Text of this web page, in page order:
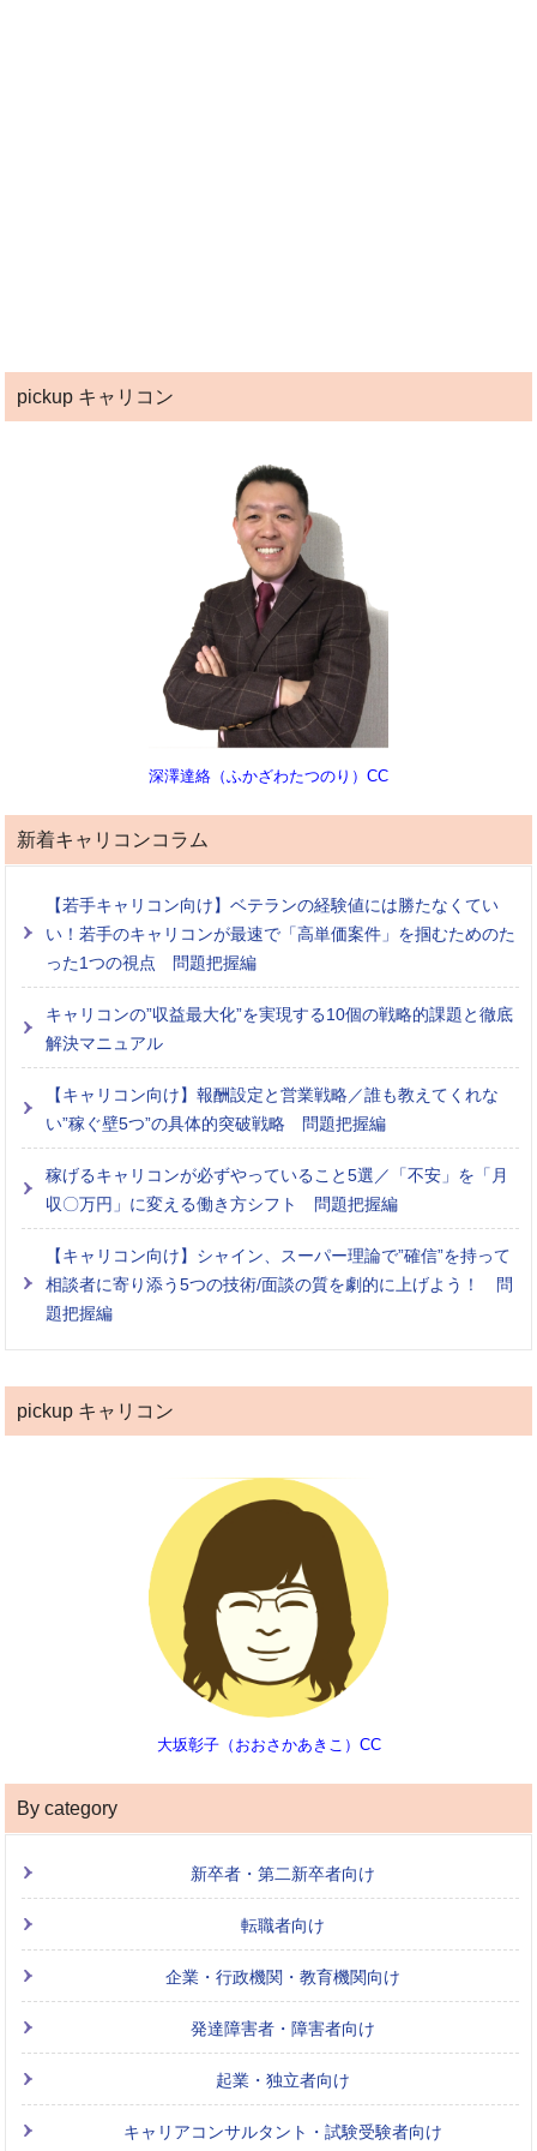
pickup キャリコン
深澤達絡（ふかざわたつのり）CC
新着キャリコンコラム
【若手キャリコン向け】ベテランの経験値には勝たなくてい
い！若手のキャリコンが最速で「高単価案件」を掴むためのた
った1つの視点 問題把握編
キャリコンの”収益最大化”を実現する10個の戦略的課題と徹底
解決マニュアル
【キャリコン向け】報酬設定と営業戦略／誰も教えてくれな
い”稼ぐ壁5つ”の具体的突破戦略 問題把握編
稼げるキャリコンが必ずやっていること5選／「不安」を「月
収〇万円」に変える働き方シフト 問題把握編
【キャリコン向け】シャイン、スーパー理論で”確信”を持って
相談者に寄り添う5つの技術/面談の質を劇的に上げよう！ 問
題把握編
pickup キャリコン
大坂彰子（おおさかあきこ）CC
By category
新卒者・第二新卒者向け
転職者向け
企業・行政機関・教育機関向け
発達障害者・障害者向け
起業・独立者向け
キャリアコンサルタント・試験受験者向け